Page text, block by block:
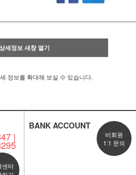
세정보 새창 열기
정보를 확대해 보실 수 있습니다.
|
센터
BANK ACCOUNT
비회원
1:1 문의